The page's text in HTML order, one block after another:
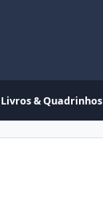
Livros & Quadrinhos